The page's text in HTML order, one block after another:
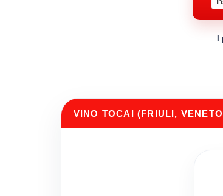
I
VINO TOCAI (FRIULI,